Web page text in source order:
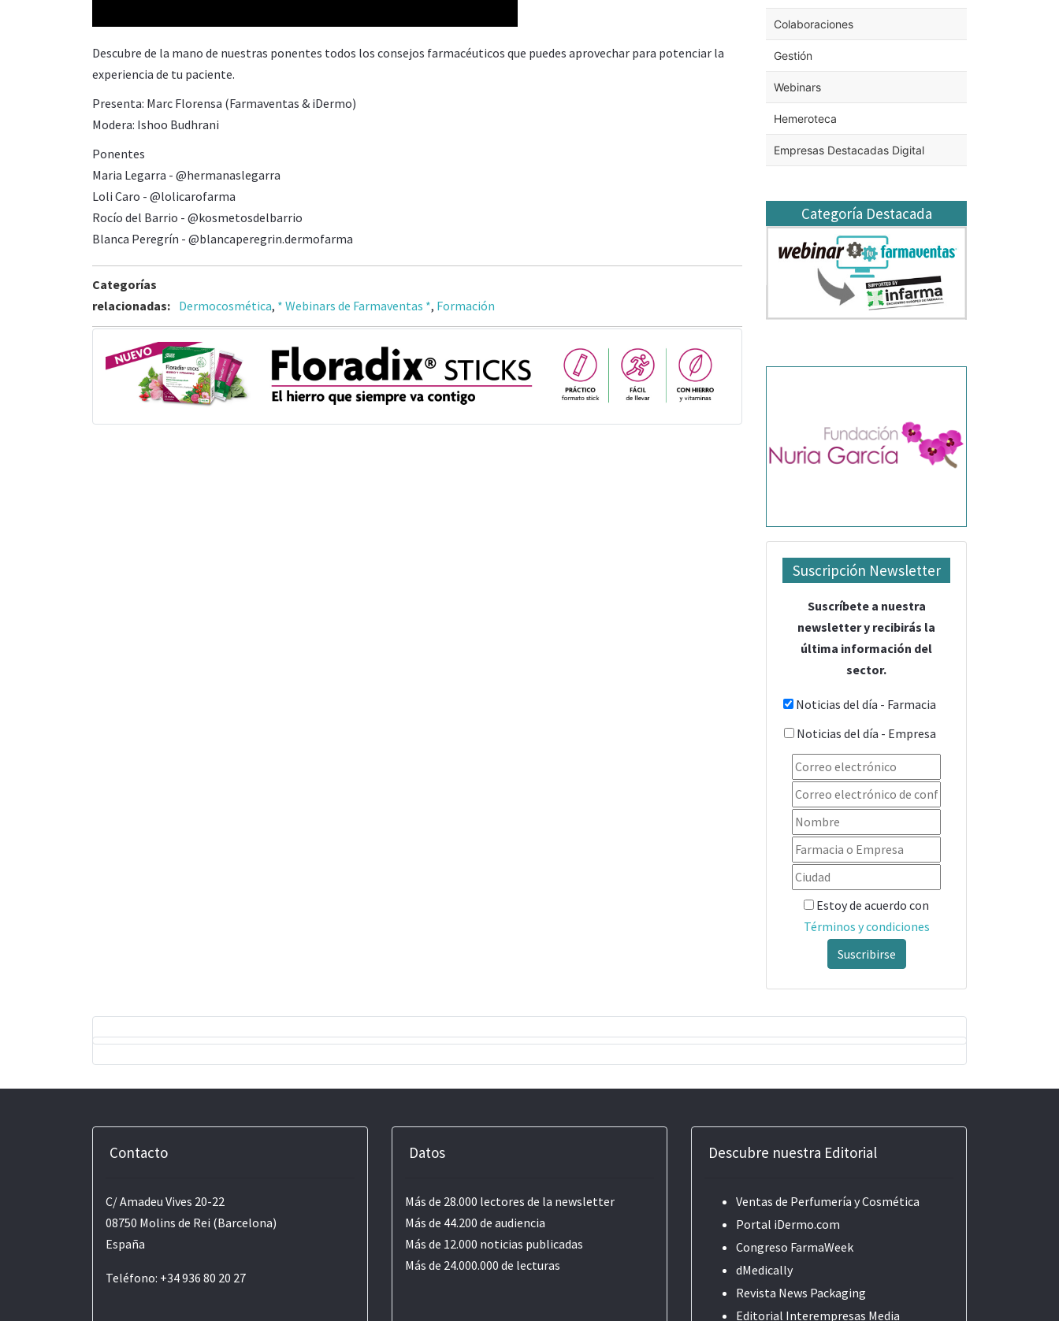
Descubre de la mano de nuestras ponentes todos los consejos farmacéuticos que puedes aprovechar para potenciar la
experiencia de tu paciente.
Presenta: Marc Florensa (Farmaventas & iDermo)
Modera: Ishoo Budhrani
Ponentes
Maria Legarra - @hermanaslegarra
Loli Caro - @lolicarofarma
Rocío del Barrio - @kosmetosdelbarrio
Blanca Peregrín - @blancaperegrin.dermofarma
Categorías
relacionadas: Dermocosmética, * Webinars de Farmaventas *, Formación
Colaboraciones
Gestión
Webinars
Hemeroteca
Empresas Destacadas Digital
Categoría Destacada
Suscripción Newsletter
Suscríbete a nuestra
newsletter y recibirás la
última información del
sector.
Noticias del día - Farmacia
Noticias del día - Empresa
Estoy de acuerdo con
Términos y condiciones
Suscribirse
Contacto
C/ Amadeu Vives 20-22
08750 Molins de Rei (Barcelona)
España
Teléfono: +34 936 80 20 27
Datos
Más de 28.000 lectores de la newsletter
Más de 44.200 de audiencia
Más de 12.000 noticias publicadas
Más de 24.000.000 de lecturas
Descubre nuestra Editorial
Ventas de Perfumería y Cosmética
Portal iDermo.com
Congreso FarmaWeek
dMedically
Revista News Packaging
Editorial Interempresas Media